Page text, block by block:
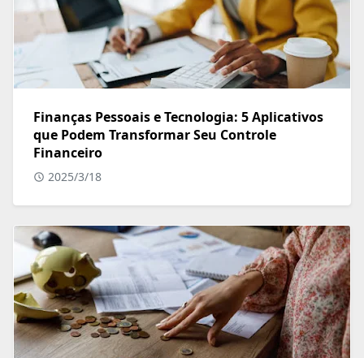
Finanças Pessoais e Tecnologia: 5 Aplicativos
que Podem Transformar Seu Controle
Financeiro
2025/3/18